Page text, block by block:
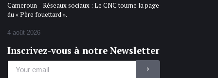
Cameroun – Réseaux sociaux : Le CNC tourne la page
du « Père fouettard ».
4 août 2026
Inscrivez-vous à notre Newsletter